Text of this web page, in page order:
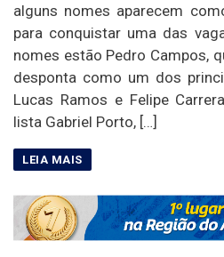
alguns nomes aparecem
para conquistar uma das
nomes estão Pedro Campos,
desponta como um dos
Lucas Ramos e Felipe
lista Gabriel Porto, […]